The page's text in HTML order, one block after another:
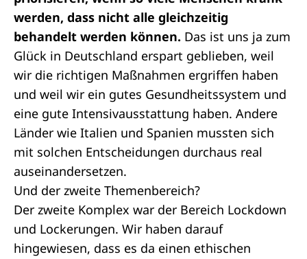
werden, dass nicht alle gleichzeitig
behandelt werden können. Das ist uns ja zum
Glück in Deutschland erspart geblieben, weil
wir die richtigen Maßnahmen ergriffen haben
und weil wir ein gutes Gesundheitssystem und
eine gute Intensivausstattung haben. Andere
Länder wie Italien und Spanien mussten sich
mit solchen Entscheidungen durchaus real
auseinandersetzen.
Und der zweite Themenbereich?
Der zweite Komplex war der Bereich Lockdown
und Lockerungen. Wir haben darauf
hingewiesen, dass es da einen ethischen